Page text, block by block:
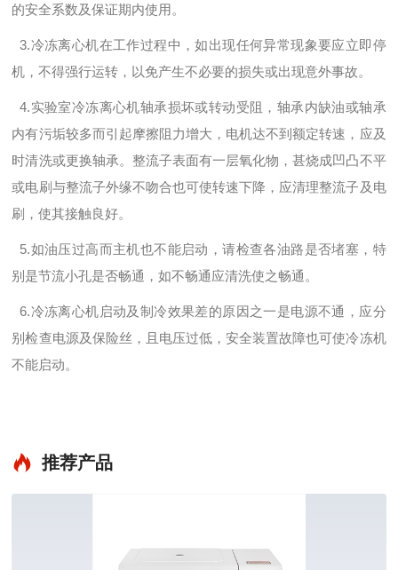
的安全系数及保证期内使用。
3.冷冻离心机在工作过程中，如出现任何异常现象要应立即停
机，不得强行运转，以免产生不必要的损失或出现意外事故。
4.实验室冷冻离心机轴承损坏或转动受阻，轴承内缺油或轴承
内有污垢较多而引起摩擦阻力增大，电机达不到额定转速，应及
时清洗或更换轴承。整流子表面有一层氧化物，甚烧成凹凸不平
或电刷与整流子外缘不吻合也可使转速下降，应清理整流子及电
刷，使其接触良好。
5.如油压过高而主机也不能启动，请检查各油路是否堵塞，特
别是节流小孔是否畅通，如不畅通应清洗使之畅通。
6.冷冻离心机启动及制冷效果差的原因之一是电源不通，应分
别检查电源及保险丝，且电压过低，安全装置故障也可使冷冻机
不能启动。
推荐产品